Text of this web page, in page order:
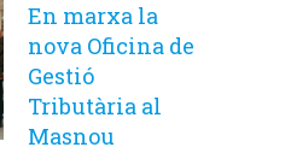
En marxa la
nova Oficina de
Gestió
Tributària al
Masnou